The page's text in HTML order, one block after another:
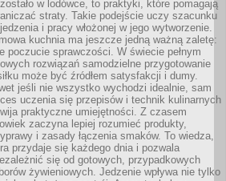
w lodówce, to praktyki, które pomagają
straty. Takie podejście uczy szacunku
i pracy włożonej w jego wytworzenie.
kuchnia ma jeszcze jedną ważną zaletę:
poczucie sprawczości. W świecie pełnym
rozwiązań samodzielne przygotowanie
może być źródłem satysfakcji i dumy.
jeśli nie wszystko wychodzi idealnie, sam
uczenia się przepisów i technik kulinarnych
praktyczne umiejętności. Z czasem
zaczyna lepiej rozumieć produkty,
i zasady łączenia smaków. To wiedza,
przydaje się każdego dnia i pozwala
się od gotowych, przypadkowych
żywieniowych. Jedzenie wpływa nie tylko